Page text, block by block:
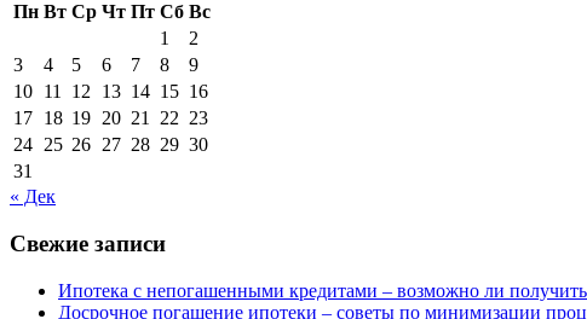
Пн Вт Ср Чт Пт Сб Вс
1
2
3
4 5 6 7 8
9
10 11 12 13 14 15 16
17 18 19 20 21 22 23
24 25 26 27 28 29 30
31
« Дек
Свежие записи
Ипотека с непогашенными кредитами – возможно ли
Досрочное погашение ипотеки – советы по минимизации